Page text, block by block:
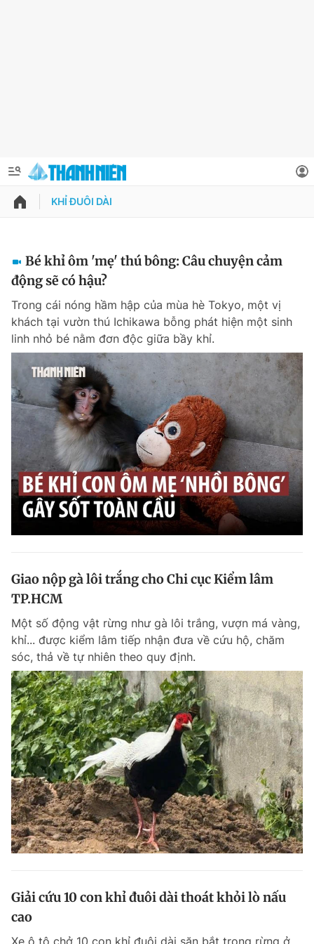
QUẢNG CÁO
Chuyên mục khác
Chào ngày mới Tin 24h
Tin thị trường Tin 360
Video Magazine
Sản phẩm khác
Bạn cần biết
Thông tin tòa soạn Liên hệ quảng cáo
Đọc Thanh Niên trên điện thoại
Theo dõi báo trên
Hotline
0906 645 777
Liên hệ quảng cáo
0908 780 404
Đặt báo Quảng cáo RSS Tòa soạn Chính sách bảo
Phó tổng biên tập thường trực: Hải Thành
Phó tổng biên tập: Trần Việt Hưng
Thông tin tài khoản
Đổi mật khẩu
Tin đã lưu
Tin đã xem
Đăng xuất
KHỈ ĐUÔI DÀI
Bé khỉ ôm 'mẹ' thú bông: Câu chuyện cảm
động sẽ có hậu?
Trong cái nóng hầm hập của mùa hè Tokyo, một vị
khách tại vườn thú Ichikawa bỗng phát hiện một sinh
linh nhỏ bé nằm đơn độc giữa bầy khỉ.
Giao nộp gà lôi trắng cho Chi cục Kiểm lâm
TP.HCM
Một số động vật rừng như gà lôi trắng, vượn má vàng,
khỉ... được kiểm lâm tiếp nhận đưa về cứu hộ, chăm
sóc, thả về tự nhiên theo quy định.
Giải cứu 10 con khỉ đuôi dài thoát khỏi lò nấu
cao
Xe ô tô chở 10 con khỉ đuôi dài săn bắt trong rừng ở